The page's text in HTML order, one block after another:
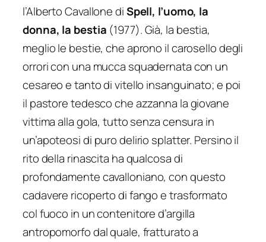
l’Alberto Cavallone diSpell, l’uomo, la
donna, la bestia (1977). Già, la bestia,
meglio le bestie, che aprono il carosello degli
orrori con una mucca squadernata con un
cesareo e tanto di vitello insanguinato; e poi
il pastore tedesco che azzanna la giovane
vittima alla gola, tutto senza censura in
un’apoteosi di puro delirio splatter. Persino il
rito della rinascita ha qualcosa di
profondamentecavalloniano, con questo
cadavere ricoperto di fango e trasformato
col fuoco in un contenitore d’argilla
antropomorfo dal quale, fratturato a